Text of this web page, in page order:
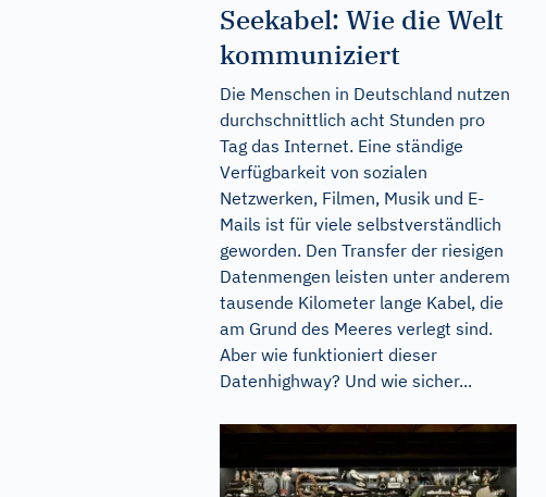
Seekabel: Wie die Welt
kommuniziert
Die Menschen in Deutschland nutzen
durchschnittlich acht Stunden pro
Tag das Internet. Eine ständige
Verfügbarkeit von sozialen
Netzwerken, Filmen, Musik und E-
Mails ist für viele selbstverständlich
geworden. Den Transfer der riesigen
Datenmengen leisten unter anderem
tausende Kilometer lange Kabel, die
am Grund des Meeres verlegt sind.
Aber wie funktioniert dieser
Datenhighway? Und wie sicher...